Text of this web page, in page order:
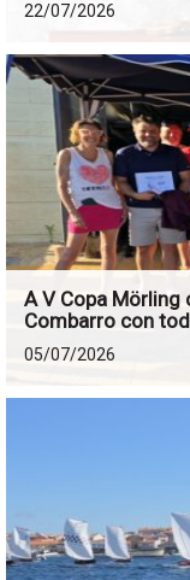
22/07/2026
A V Copa Mörling
Combarro con
05/07/2026